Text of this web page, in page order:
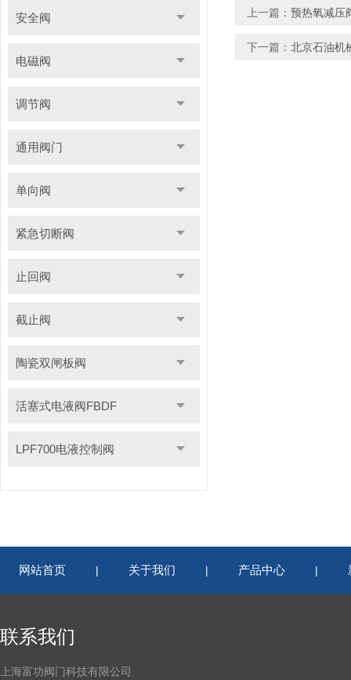
安全阀
电磁阀
调节阀
通用阀门
单向阀
紧急切断阀
止回阀
截止阀
陶瓷双闸板阀
活塞式电液阀FBDF
LPF700电液控制阀
上一篇： 预热氧减压
下一篇： 北京石油机
网站首页 | 关于我们 | 产品中心 |
联系我们
上海富功阀门科技有限公司